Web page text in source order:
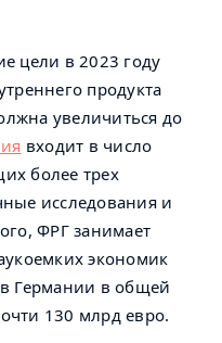
цели в 2023 году
продукта
увеличиться до
входит в число
более трех
исследования и
ФРГ занимает
экономик
Германии в общей
130 млрд евро.